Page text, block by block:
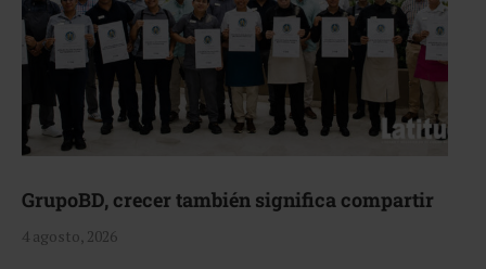
GrupoBD, crecer también significa compartir
4 agosto, 2026